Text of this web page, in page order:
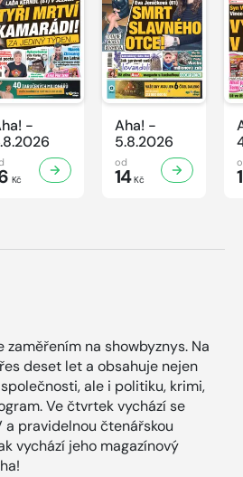
-
Kč
Aha! -
5.8.2026
od
14Kč
na showbyznys. Na
deset let a obsahuje nejen
ale i politiku, krimi,
Ve čtvrtek vychází se
a pravidelnou čtenářskou
vychází jeho magazínový